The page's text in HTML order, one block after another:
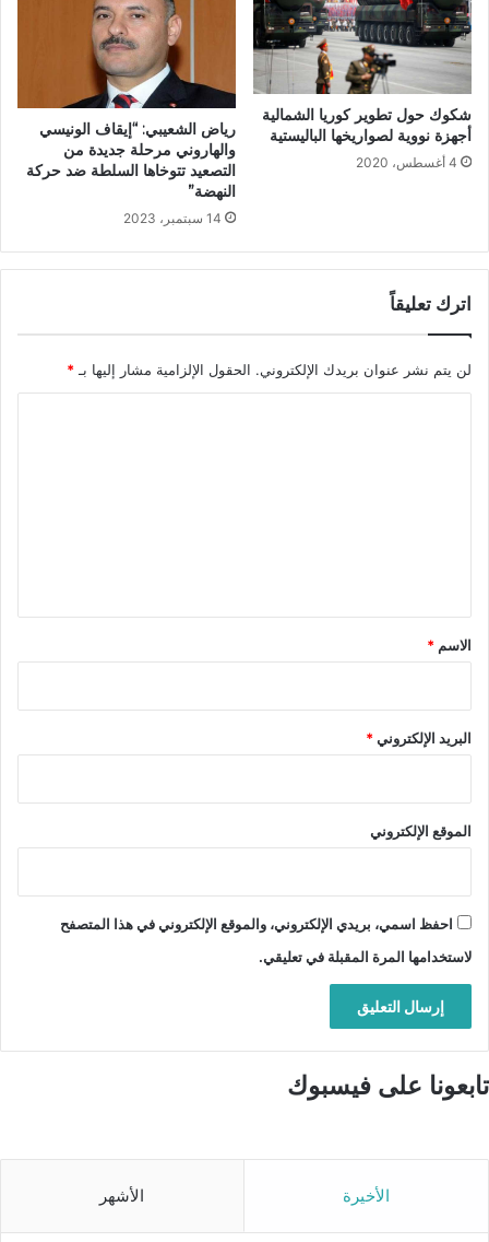
شكوك حول تطوير كوريا الشمالية
أجهزة نووية لصواريخها الباليستية
4 أغسطس، 2020
رياض الشعيبي: “إيقاف الونيسي
والهاروني مرحلة جديدة من
التصعيد تتوخاها السلطة ضد حركة
النهضة”
14 سبتمبر، 2023
اترك تعليقاً
لن يتم نشر عنوان بريدك الإلكتروني. الحقول الإلزامية مشار إليها بـ*
*
الاسم *
البريد الإلكتروني*
الموقع الإلكتروني
احفظ اسمي، بريدي الإلكتروني، والموقع الإلكتروني في هذا المتصفح
لاستخدامها المرة المقبلة في تعليقي.
تابعونا على فيسبوك
الأخيرة الأشهر